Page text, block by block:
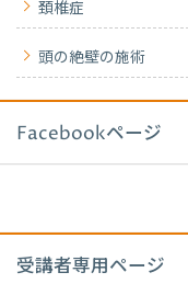
頚椎症
頭の絶壁の施術
Facebookページ
受講者専用ページ